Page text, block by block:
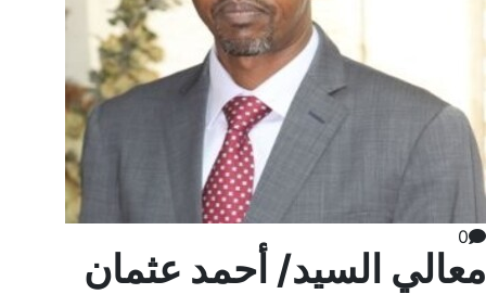
0
معالي السيد/ أحمد عثمان